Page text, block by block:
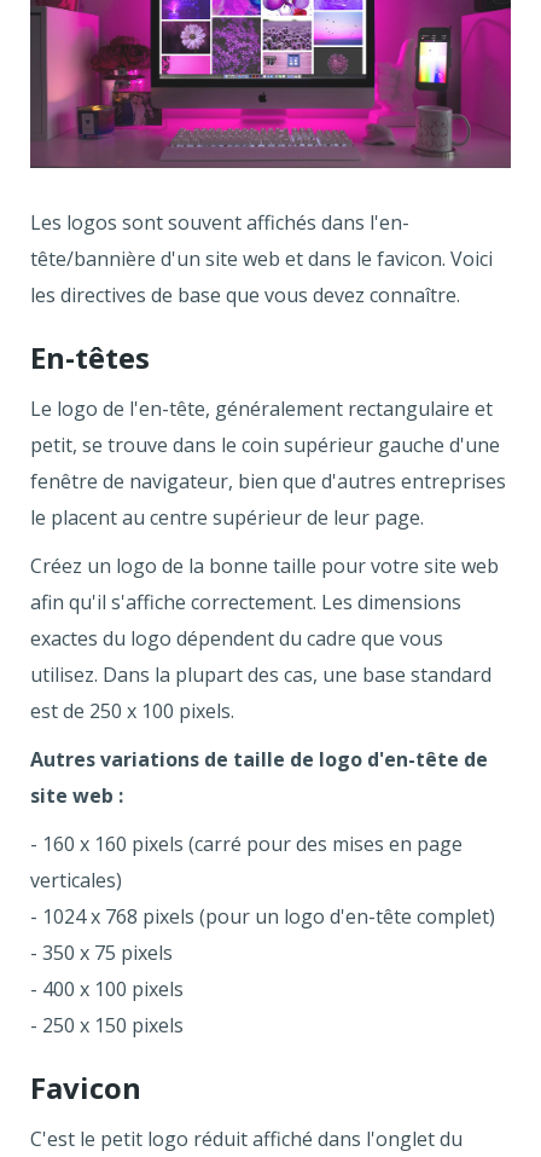
Les logos sont souvent affichés dans l'en-
tête/bannière d'un site web et dans le favicon. Voici
les directives de base que vous devez connaître.
En-têtes
Le logo de l'en-tête, généralement rectangulaire et
petit, se trouve dans le coin supérieur gauche d'une
fenêtre de navigateur, bien que d'autres entreprises
le placent au centre supérieur de leur page.
Créez un logo de la bonne taille pour votre site web
afin qu'il s'affiche correctement. Les dimensions
exactes du logo dépendent du cadre que vous
utilisez. Dans la plupart des cas, une base standard
est de 250 x 100 pixels.
Autres variations de taille de logo d'en-tête de
site web :
- 160 x 160 pixels (carré pour des mises en page
verticales)
- 1024 x 768 pixels (pour un logo d'en-tête complet)
- 350 x 75 pixels
- 400 x 100 pixels
- 250 x 150 pixels
Favicon
C'est le petit logo réduit affiché dans l'onglet du